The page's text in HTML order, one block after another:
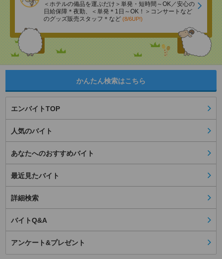
＜ホテルの備品を運ぶだけ＞単発・短時間～OK／安心の
日給保障＊夜勤、＜単発＊1日～OK！＞コンサートなど
のグッズ販売スタッフ＊など (8/6UP!)
かんたん検索はこちら
エンバイトTOP
人気のバイト
あなたへのおすすめバイト
最近見たバイト
詳細検索
バイトQ&A
アンケート&プレゼント